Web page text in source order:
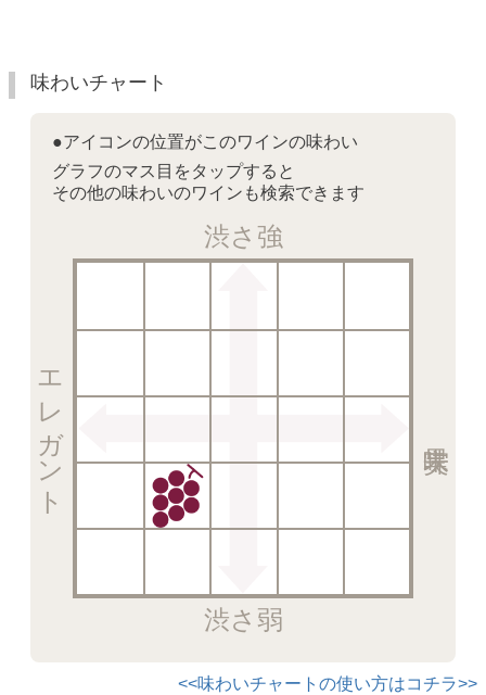
味わいチャート
●アイコンの位置がこのワインの味わい
グラフのマス目をタップすると
その他の味わいのワインも検索できます
渋さ強
渋さ弱
エレガント
<<味わいチャートの使い方はコチラ>>